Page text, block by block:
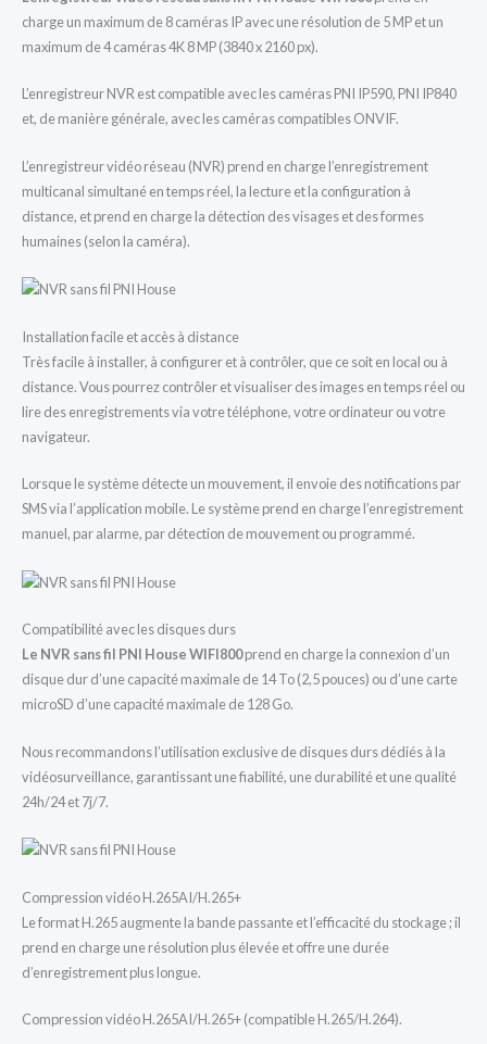
charge un maximum de 8 caméras IP avec une résolution de 5 MP et un
maximum de 4 caméras 4K 8 MP (3840 x 2160 px).
L’enregistreur NVR est compatible avec les caméras PNI IP590, PNI IP840
et, de manière générale, avec les caméras compatibles ONVIF.
L’enregistreur vidéo réseau (NVR) prend en charge l’enregistrement
multicanal simultané en temps réel, la lecture et la configuration à
distance, et prend en charge la détection des visages et des formes
humaines (selon la caméra).
Installation facile et accès à distance
Très facile à installer, à configurer et à contrôler, que ce soit en local ou à
distance. Vous pourrez contrôler et visualiser des images en temps réel ou
lire des enregistrements via votre téléphone, votre ordinateur ou votre
navigateur.
Lorsque le système détecte un mouvement, il envoie des notifications par
SMS via l’application mobile. Le système prend en charge l’enregistrement
manuel, par alarme, par détection de mouvement ou programmé.
Compatibilité avec les disques durs
Le NVR sans fil PNI House WIFI800prend en charge la connexion d’un
disque dur d’une capacité maximale de 14 To (2,5 pouces) ou d’une carte
microSD d’une capacité maximale de 128 Go.
Nous recommandons l’utilisation exclusive de disques durs dédiés à la
vidéosurveillance, garantissant une fiabilité, une durabilité et une qualité
24h/24 et 7j/7.
Compression vidéo H.265AI/H.265+
Le format H.265 augmente la bande passante et l’efficacité du stockage ; il
prend en charge une résolution plus élevée et offre une durée
d’enregistrement plus longue.
Compression vidéo H.265AI/H.265+ (compatible H.265/H.264).